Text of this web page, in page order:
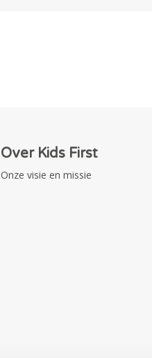
Over Kids First
Onze visie en missie